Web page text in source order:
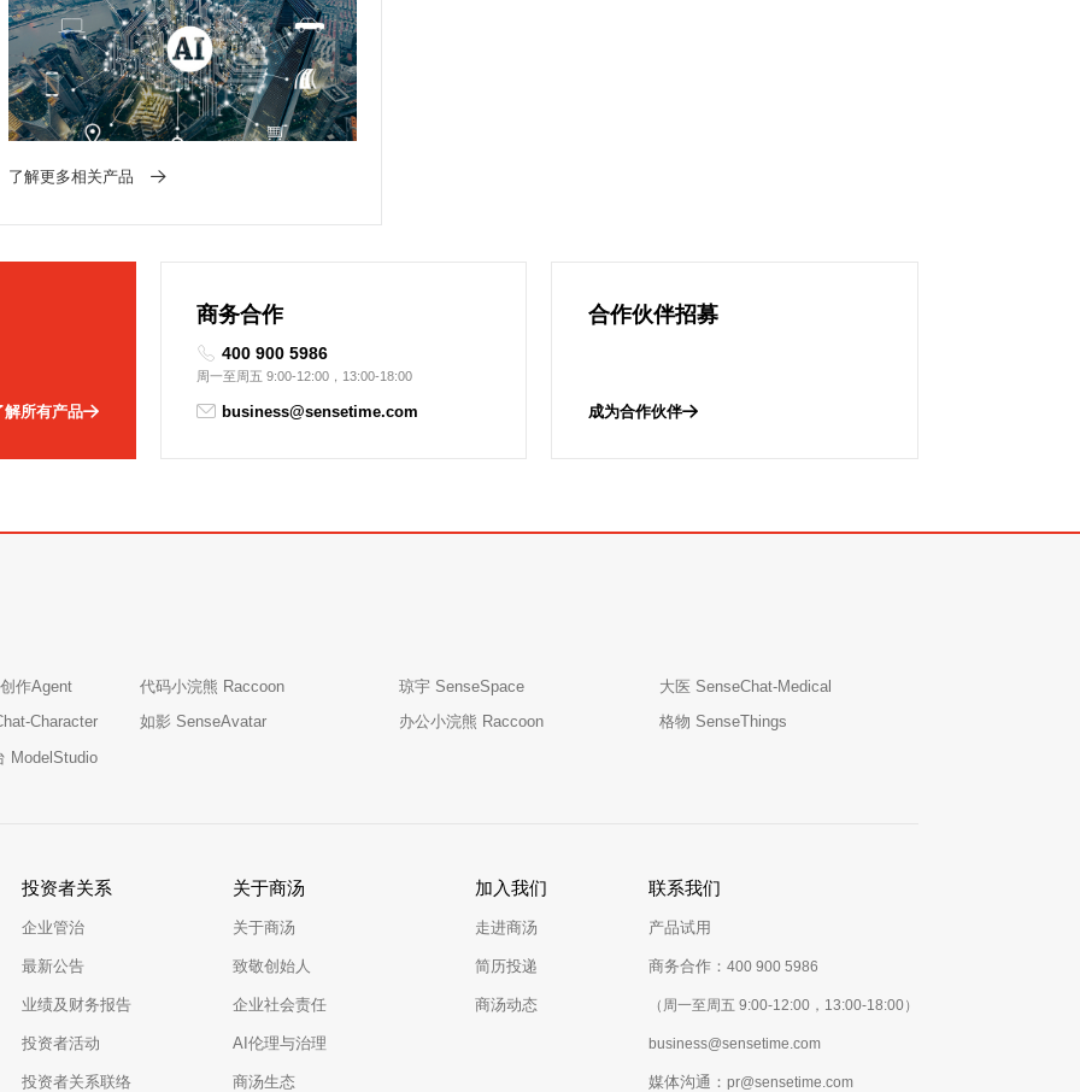
了解更多相关产品
解所有产品
商务合作
400 900 5986
周一至周五 9:00-12:00，13:00-18:00
business@sensetime.com
合作伙伴招募
成为合作伙伴
作Agent 代码小浣熊 Raccoon 琼宇 SenseSpace
大医 SenseChat-Medical
Character
如影 SenseAvatar 办公小浣熊 Raccoon
格物 SenseThings
ModelStudio
投资者关系
企业管治
最新公告
业绩及财务报告
投资者活动
投资者关系联络
关于商汤
关于商汤
致敬创始人
企业社会责任
AI伦理与治理
商汤生态
加入我们
走进商汤
简历投递
商汤动态
联系我们
产品试用
商务合作： 400 900 5986
（周一至周五 9:00-12:00，13:00-18:00）
business@sensetime.com
媒体沟通： pr@sensetime.com